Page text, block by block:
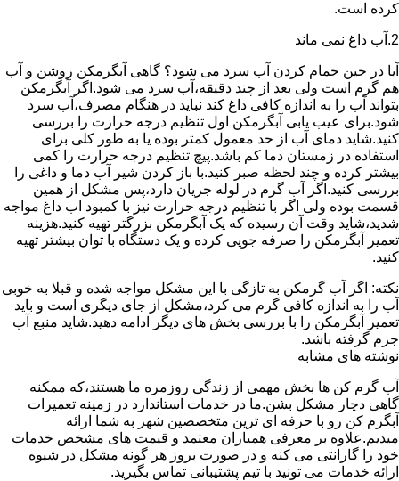
کرده است.
2.آب داغ نمی ماند
آیا در حین حمام کردن آب سرد می شود؟ گاهی آبگرمکن روشن و آب
هم گرم است ولی بعد از چند دقیقه،آب سرد می شود.اگر آبگرمکن
بتواند آب را به اندازه کافی داغ کند نباید در هنگام مصرف،آب سرد
شود.برای عیب یابی آبگرمکن اول تنظیم درجه حرارت را بررسی
کنید.شاید دمای آب از حد معمول کمتر بوده یا به طور کلی برای
استفاده در زمستان دما کم باشد.پیچ تنظیم درجه حرارت را کمی
بیشتر کرده و چند لحظه صبر کنید.با باز کردن شیر آب دما و داغی را
بررسی کنید.اگر آب گرم در لوله جریان دارد،پس مشکل از همین
قسمت بوده ولی اگر با تنظیم درجه حرارت نیز با کمبود اب داغ مواجه
شدید،شاید وقت آن رسیده که یک آبگرمکن بزرگتر تهیه کنید.هزینه
تعمیر آبگرمکن را صرفه جویی کرده و یک دستگاه با توان بیشتر تهیه
کنید.
نکته: اگر آب گرمکن به تازگی با این مشکل مواجه شده و قبلا به خوبی
آب را به اندازه کافی گرم می کرد،مشکل از جای دیگری است و باید
تعمیر آبگرمکن را با بررسی بخش های دیگر ادامه دهید.شاید منبع آب
جرم گرفته باشد.
نوشته های مشابه
آب گرم کن ها بخش مهمی از زندگی روزمره ما هستند،که ممکنه
گاهی دچار مشکل بشن.ما در خدمات استاندارد در زمینه تعمیرات
آبگرم کن رو با حرفه ای ترین متخصصین شهر به شما ارائه
میدیم.علاوه بر معرفی همیاران معتمد و قیمت های مشخص خدمات
خود را گارانتی می کنه و در صورت بروز هر گونه مشکل در شیوه
ارائه خدمات می تونید با تیم پشتیبانی تماس بگیرید.